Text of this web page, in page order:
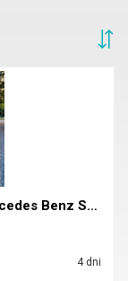
Mercedes-Benz Klasa S W221 6.2 Mercedes Benz S63 A...
4 dni